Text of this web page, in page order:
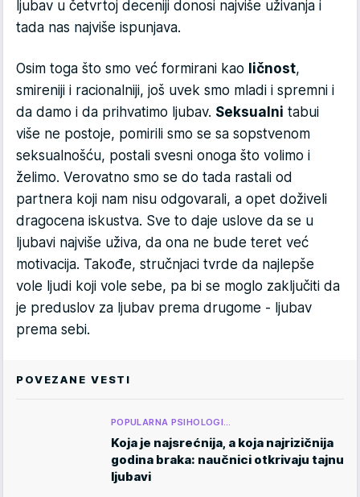
ljubav u četvrtoj deceniji donosi najviše uživanja i
tada nas najviše ispunjava.
Osim toga što smo već formirani kao ličnost,
smireniji i racionalniji, još uvek smo mladi i spremni i
da damo i da prihvatimo ljubav. Seksualni tabui
više ne postoje, pomirili smo se sa sopstvenom
seksualnošću, postali svesni onoga što volimo i
želimo. Verovatno smo se do tada rastali od
partnera koji nam nisu odgovarali, a opet doživeli
dragocena iskustva. Sve to daje uslove da se u
ljubavi najviše uživa, da ona ne bude teret već
motivacija. Takođe, stručnjaci tvrde da najlepše
vole ljudi koji vole sebe, pa bi se moglo zaključiti da
je preduslov za ljubav prema drugome - ljubav
prema sebi.
POVEZANE VESTI
POPULARNA PSIHOLOGI…
Koja je najsrećnija, a koja najrizičnija
godina braka: naučnici otkrivaju tajnu
ljubavi